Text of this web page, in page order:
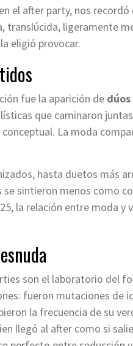
el after party, nos recordó
translúcida, ligeramente
eligió provocar.
fue la aparición de
que caminaron
La moda
hasta duetos más
sintieron menos como
la relación entre moda y
son el laboratorio del
fueron mutaciones de
la frecuencia de su
llegó al after como si